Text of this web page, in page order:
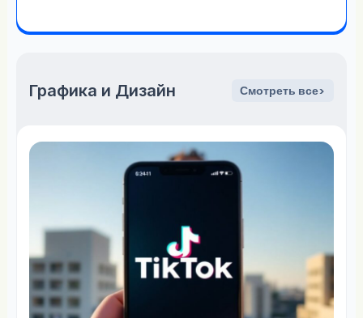
Графика и Дизайн Смотреть все>